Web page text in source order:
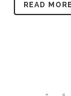
READ MORE